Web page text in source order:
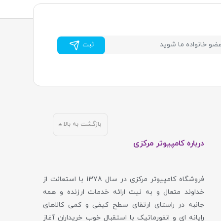
ثبت
بازگشت به بالا
درباره کامپیوتر مرکزی
فروشگاه کامپیوتر مرکزی در سال 1378 با استعانت از
خداوند متعال و به نیت ارائه خدمات ارزنده و همه
جانبه در راستای ارتقای سطح کیفی و کمی کالاهای
رایانه ای و انفورماتیک با استقبال خوب خریداران آغاز